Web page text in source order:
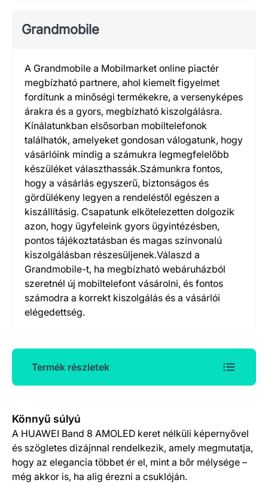
Grandmobile
A Grandmobile a Mobilmarket online piactér
megbízható partnere, ahol kiemelt figyelmet
fordítunk a minőségi termékekre, a versenyképes
árakra és a gyors, megbízható kiszolgálásra.
Kínálatunkban elsősorban mobiltelefonok
találhatók, amelyeket gondosan válogatunk, hogy
vásárlóink mindig a számukra legmegfelelőbb
készüléket választhassák.Számunkra fontos,
hogy a vásárlás egyszerű, biztonságos és
gördülékeny legyen a rendeléstől egészen a
kiszállításig. Csapatunk elkötelezetten dolgozik
azon, hogy ügyfeleink gyors ügyintézésben,
pontos tájékoztatásban és magas színvonalú
kiszolgálásban részesüljenek.Válaszd a
Grandmobile-t, ha megbízható webáruházból
szeretnél új mobiltelefont vásárolni, és fontos
számodra a korrekt kiszolgálás és a vásárlói
elégedettség.
Termék részletek
Termék részletek
Könnyű súlyú
A HUAWEI Band 8 AMOLED keret nélküli képernyővel
és szögletes dizájnnal rendelkezik, amely megmutatja,
hogy az elegancia többet ér el, mint a bőr mélysége –
még akkor is, ha alig érezni a csuklóján.